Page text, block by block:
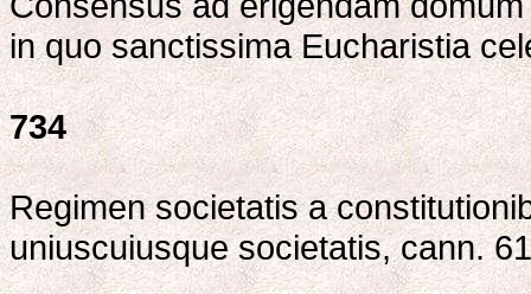
in quo sanctissima Eucharistia
734
Regimen societatis a
uniuscuiusque societatis, cann.